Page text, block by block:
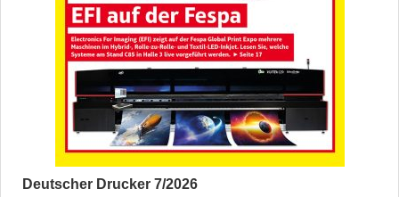
Deutscher Drucker 7/2026